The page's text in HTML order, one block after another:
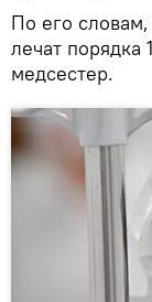
По его словам,
лечат порядка
медсестер.